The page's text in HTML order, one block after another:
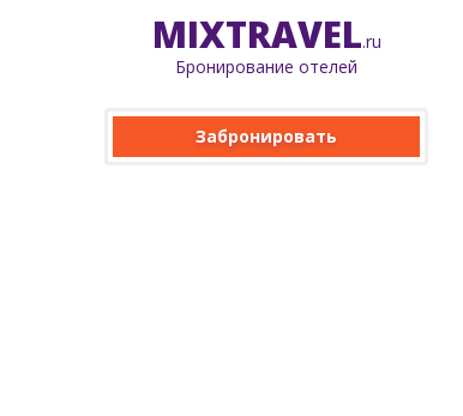
MIXTRAVEL.ru
Бронирование отелей
Забронировать